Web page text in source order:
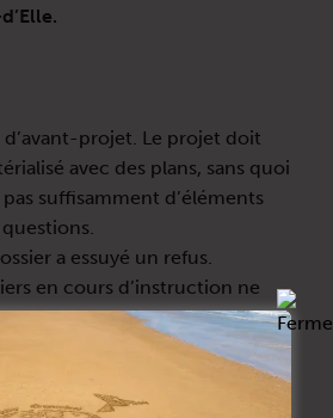
d’avant-projet. Le projet doit
avec des plans, sans quoi
suffisamment d’éléments
a essuyé un refus.
en cours d’instruction ne